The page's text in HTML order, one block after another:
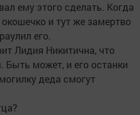
ему этого сделать. Когда
и тут же замертво
его.
Лидия Никитична, что
может, и его останки
деда смогут